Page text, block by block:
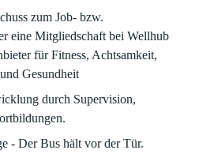
zum Job- bzw.
eine Mitgliedschaft bei Wellhub
für Fitness, Achtsamkeit,
Gesundheit
durch Supervision,
- Der Bus hält vor der Tür.